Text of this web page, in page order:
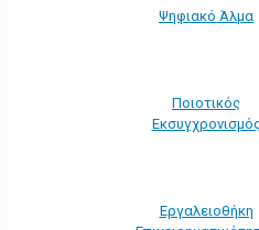
Ψηφιακό Άλμα
Ποιοτικός
Εργαλειοθήκη